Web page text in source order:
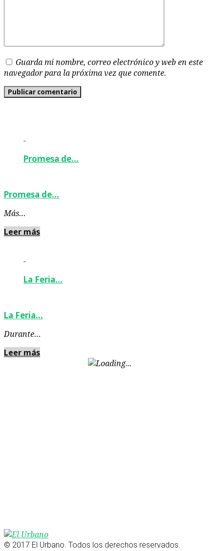
Guarda mi nombre, correo electrónico y web en este
navegador para la próxima vez que comente.
-
Promesa de…
Promesa de…
Más…
Leer más
-
La Feria…
La Feria…
Durante…
Leer más
© 2017 El Urbano. Todos los derechos reservados.